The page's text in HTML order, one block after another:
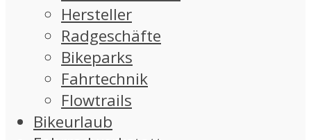
Hersteller
Radgeschäfte
Bikeparks
Fahrtechnik
Flowtrails
Bikeurlaub